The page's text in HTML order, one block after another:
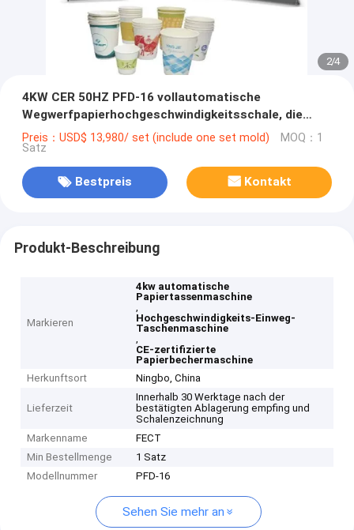
2/4
4KW CER 50HZ PFD-16 vollautomatische
Wegwerfpapierhochgeschwindigkeitsschale, die
Maschine herstellt
Preis：USD$ 13,980/ set (include one set mold) MOQ：1
Satz
Bestpreis Kontakt
Produkt-Beschreibung
Markieren
4kw automatische
Papiertassenmaschine
,
Hochgeschwindigkeits-Einweg-
Taschenmaschine
,
CE-zertifizierte
Papierbechermaschine
Herkunftsort
Ningbo, China
Lieferzeit
Innerhalb 30 Werktage nach der
bestätigten Ablagerung empfing und
Schalenzeichnung
Markenname
FECT
Min Bestellmenge
1 Satz
Modellnummer
PFD-16
Sehen Sie mehr an